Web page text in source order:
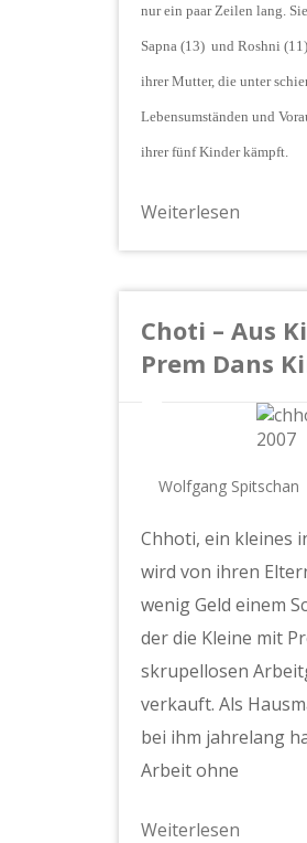
nur ein paar Zeilen lang.
Sapna (13) und Roshni
ihrer Mutter, die unter
Lebensumständen und
ihrer fünf Kinder kämpft.
Weiterlesen
Choti – Aus
Prem Dans
Wolfgang Spitschan
Chhoti, ein kleines
wird von ihren
wenig Geld einem
der die Kleine mit
skrupellosen
verkauft. Als
bei ihm jahrelang
Arbeit ohne
Weiterlesen